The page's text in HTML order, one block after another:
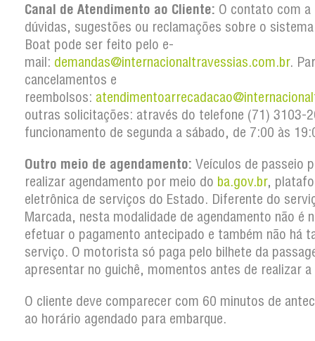
Canal de Atendimento ao Cliente: O contato com a
dúvidas, sugestões ou reclamações sobre o
Boat pode ser feito pelo e-
mail: demandas@internacionaltravessias.com.br.
cancelamentos e
reembolsos:
outras solicitações: através do telefone (71) 3103-
funcionamento de segunda a sábado, de 7:00 às
Outro meio de agendamento: Veículos de passeio
realizar agendamento por meio do ba.gov.br,
eletrônica de serviços do Estado. Diferente do
Marcada, nesta modalidade de agendamento não é
efetuar o pagamento antecipado e também não há
serviço. O motorista só paga pelo bilhete da
apresentar no guichê, momentos antes de realizar
O cliente deve comparecer com 60 minutos de
ao horário agendado para embarque.